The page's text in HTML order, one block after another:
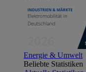
Energie & Umwelt
Beliebte Statistiken